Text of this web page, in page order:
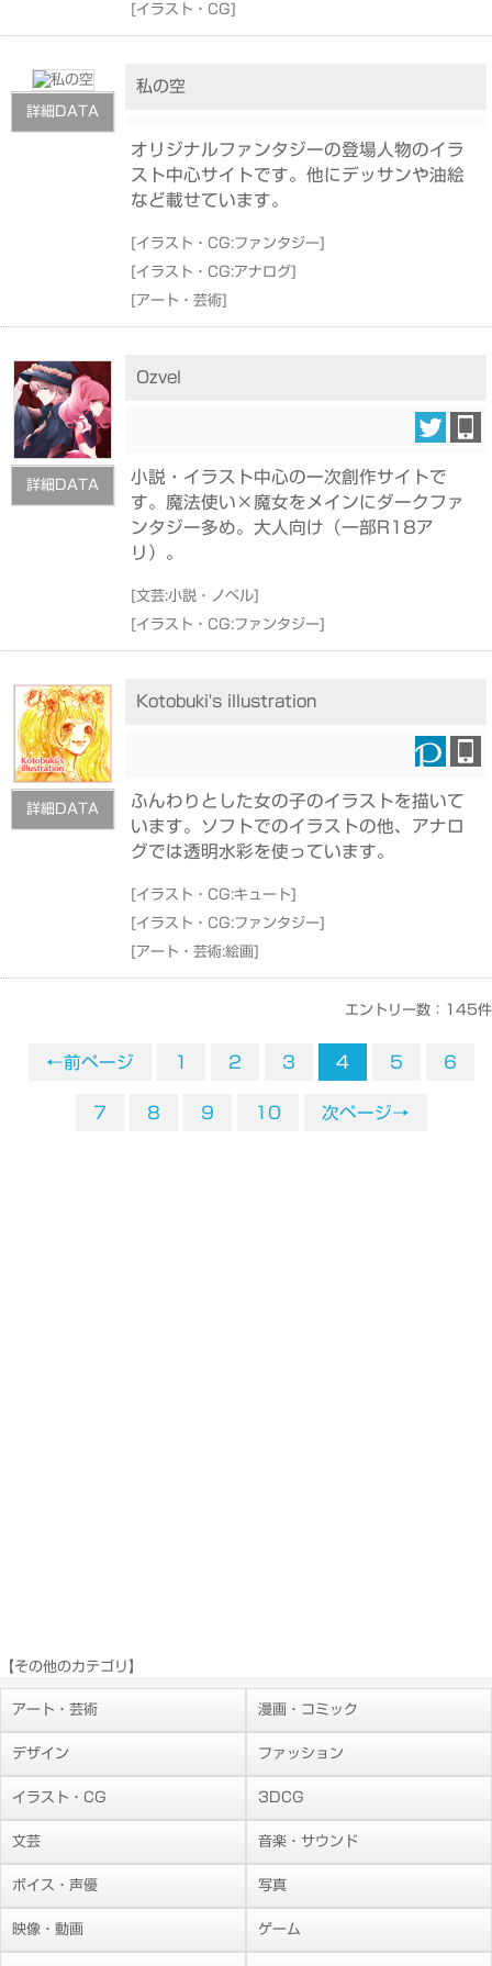
[イラスト・CG]
詳細DATA
私の空
オリジナルファンタジーの登場人物のイラ
スト中心サイトです。他にデッサンや油絵
など載せています。
[イラスト・CG:ファンタジー]
[イラスト・CG:アナログ]
[アート・芸術]
詳細DATA
Ozvel
小説・イラスト中心の一次創作サイトで
す。魔法使い×魔女をメインにダークファ
ンタジー多め。大人向け（一部R18ア
リ）。
[文芸:小説・ノベル]
[イラスト・CG:ファンタジー]
詳細DATA
Kotobuki's illustration
ふんわりとした女の子のイラストを描いて
います。ソフトでのイラストの他、アナロ
グでは透明水彩を使っています。
[イラスト・CG:キュート]
[イラスト・CG:ファンタジー]
[アート・芸術:絵画]
エントリー数：145件
←前ページ 1 2 3 4 5 6
7 8 9 10 次ページ→
【その他のカテゴリ】
アート・芸術 漫画・コミック
デザイン ファッション
イラスト・CG 3DCG
文芸 音楽・サウンド
ボイス・声優 写真
映像・動画 ゲーム